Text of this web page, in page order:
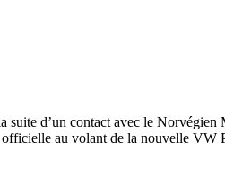
suite d’un contact avec le Norvégien
au volant de la nouvelle VW